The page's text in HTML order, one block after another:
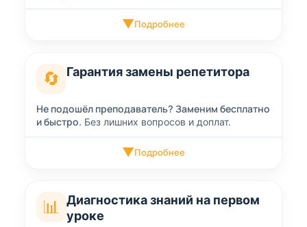
▼Подробнее
🔄 Гарантия замены репетитора
Не подошёл преподаватель? Заменим бесплатно
и быстро. Без лишних вопросов и доплат.
▼Подробнее
📊
Диагностика знаний на первом
уроке